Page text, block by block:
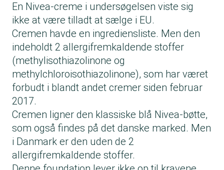
En Nivea-creme i undersøgelsen viste sig
ikke at være tilladt at sælge i EU.
Cremen havde en ingrediensliste. Men den
indeholdt 2 allergifremkaldende stoffer
(methylisothiazolinone og
methylchloroisothiazolinone), som har været
forbudt i blandt andet cremer siden februar
2017.
Cremen ligner den klassiske blå Nivea-bøtte,
som også findes på det danske marked. Men
i Danmark er den uden de 2
allergifremkaldende stoffer.